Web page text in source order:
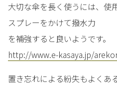
大切な傘を長く使うには、使
スプレーをかけて撥水力
を補強すると良いようです。
http://www.e-kasaya.jp/
置き忘れによる紛失もよくあ